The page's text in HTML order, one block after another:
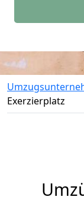
Exerzierplatz